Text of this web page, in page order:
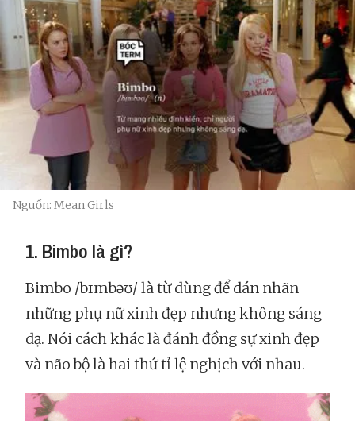
Nguồn: Mean Girls
1. Bimbo là gì?
Bimbo /bɪmbəʊ/ là từ dùng để dán nhãn
những phụ nữ xinh đẹp nhưng không sáng
dạ. Nói cách khác là đánh đồng sự xinh đẹp
và não bộ là hai thứ tỉ lệ nghịch với nhau.